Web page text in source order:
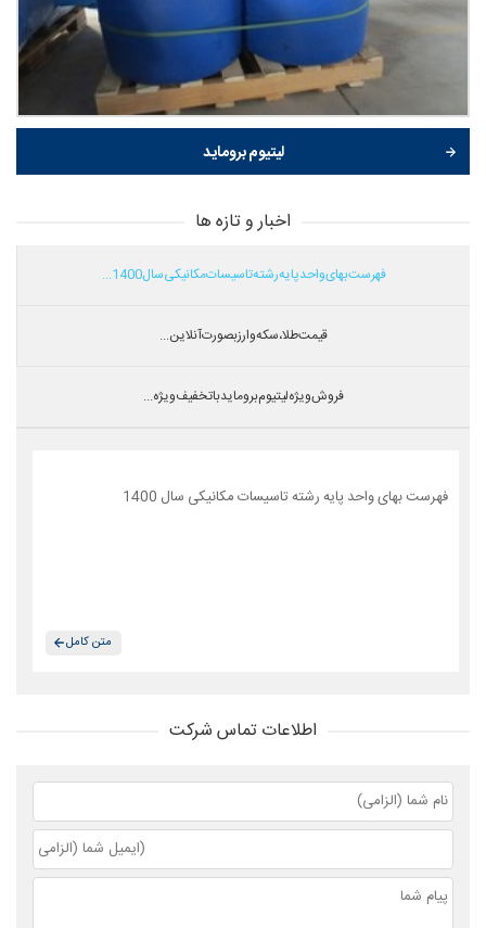
لیتیوم بروماید
اخبار و تازه ها
فهرست بهای واحد پایه رشته تاسیسات مکانیکی سال 1400...
قیمت طلا،سکه و ارز بصورت آنلاین...
فروش ویژه لیتیوم بروماید با تخفیف ویژه...
فهرست بهای واحد پایه رشته تاسیسات مکانیکی سال 1400
متن کامل
اطلاعات تماس شرکت